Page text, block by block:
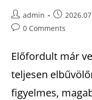
admin
0 Comments
Előfordult már
teljesen
figyelmes,